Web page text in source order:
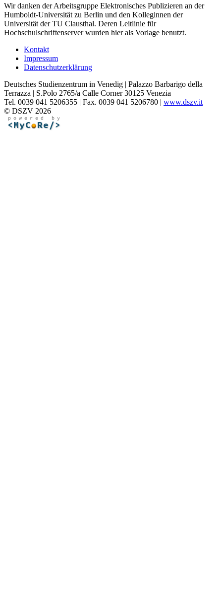
Wir danken der Arbeitsgruppe Elektronisches Publizieren an der
Humboldt-Universität zu Berlin und den Kolleginnen der
Universität der TU Clausthal. Deren Leitlinie für
Hochschulschriftenserver wurden hier als Vorlage benutzt.
Kontakt
Impressum
Datenschutzerklärung
Deutsches Studienzentrum in Venedig | Palazzo Barbarigo della
Terrazza | S.Polo 2765/a Calle Corner 30125 Venezia
Tel. 0039 041 5206355 | Fax. 0039 041 5206780 | www.dszv.it
© DSZV 2026